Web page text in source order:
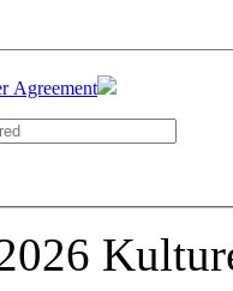
Agreement